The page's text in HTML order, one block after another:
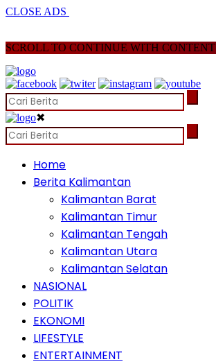
CLOSE ADS
SCROLL TO CONTINUE WITH CONTENT
✖
Home
Berita Kalimantan
Kalimantan Barat
Kalimantan Timur
Kalimantan Tengah
Kalimantan Utara
Kalimantan Selatan
NASIONAL
POLITIK
EKONOMI
LIFESTYLE
ENTERTAINMENT